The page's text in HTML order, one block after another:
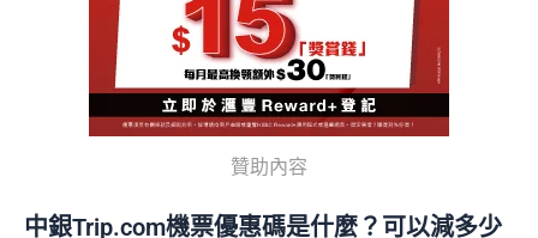
贊助內容
中銀Trip.com機票優惠碼是什麼？可以減多少